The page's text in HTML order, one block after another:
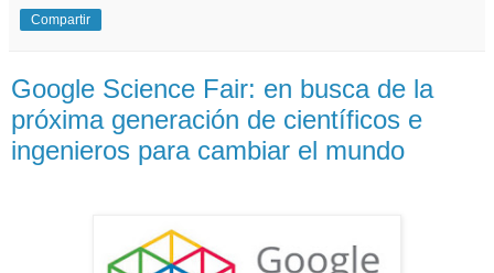
Compartir
Google Science Fair: en busca de la
próxima generación de científicos e
ingenieros para cambiar el mundo